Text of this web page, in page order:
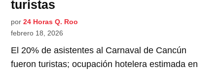
turistas
por 24 Horas Q. Roo
febrero 18, 2026
El 20% de asistentes al Carnaval de Cancún
fueron turistas; ocupación hotelera estimada en